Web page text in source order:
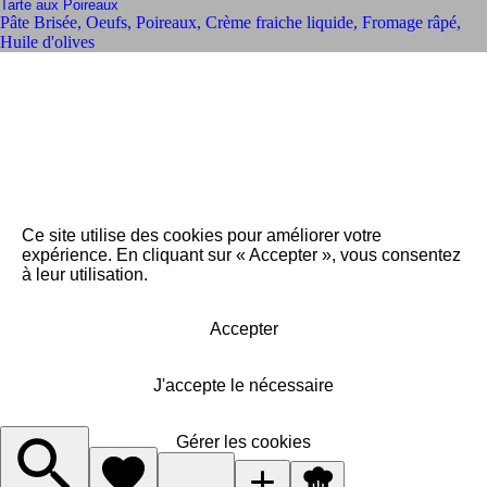
Tarte aux Poireaux
Pâte Brisée, Oeufs, Poireaux, Crème fraiche liquide, Fromage râpé,
Huile d'olives
Ce site utilise des cookies pour améliorer votre
expérience. En cliquant sur « Accepter », vous consentez
à leur utilisation.
Accepter
J'accepte le nécessaire
Gérer les cookies